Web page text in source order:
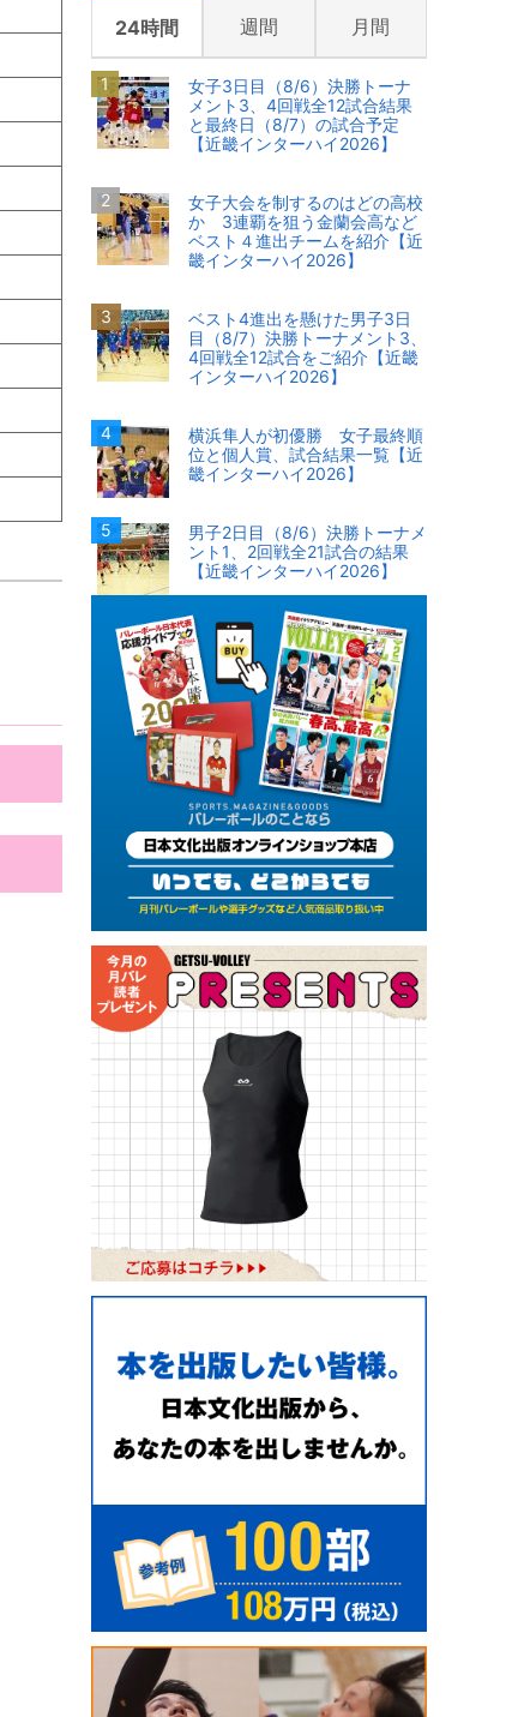
24時間 週間 月間
女子3日目（8/6）決勝トーナ
メント3、4回戦全12試合結果
と最終日（8/7）の試合予定
【近畿インターハイ2026】
女子大会を制するのはどの高校
か 3連覇を狙う金蘭会高など
ベスト４進出チームを紹介【近
畿インターハイ2026】
ベスト4進出を懸けた男子3日
目（8/7）決勝トーナメント3、
4回戦全12試合をご紹介【近畿
インターハイ2026】
横浜隼人が初優勝 女子最終順
位と個人賞、試合結果一覧【近
畿インターハイ2026】
男子2日目（8/6）決勝トーナメ
ント1、2回戦全21試合の結果
【近畿インターハイ2026】